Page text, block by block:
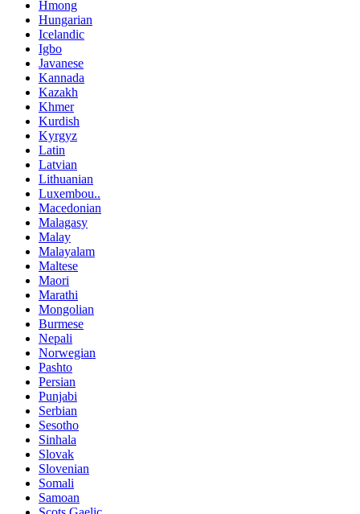
Hmong
Hungarian
Icelandic
Igbo
Javanese
Kannada
Kazakh
Khmer
Kurdish
Kyrgyz
Latin
Latvian
Lithuanian
Luxembou..
Macedonian
Malagasy
Malay
Malayalam
Maltese
Maori
Marathi
Mongolian
Burmese
Nepali
Norwegian
Pashto
Persian
Punjabi
Serbian
Sesotho
Sinhala
Slovak
Slovenian
Somali
Samoan